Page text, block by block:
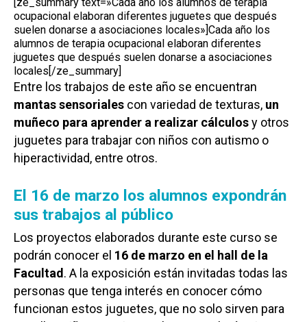
ocupacional elaboran diferentes juguetes que después
suelen donarse a asociaciones locales»]Cada año los
alumnos de terapia ocupacional elaboran diferentes
juguetes que después suelen donarse a asociaciones
locales[/ze_summary]
Entre los trabajos de este año se encuentran
mantas sensoriales con variedad de texturas, un
muñeco para aprender a realizar cálculosy otros
juguetes para trabajar con niños con autismo o
hiperactividad, entre otros.
El 16 de marzo los alumnos expondrán
sus trabajos al público
Los proyectos elaborados durante este curso se
podrán conocer el 16 de marzo en el hall de la
Facultad. A la exposición están invitadas todas las
personas que tenga interés en conocer cómo
funcionan estos juguetes, que no solo sirven para